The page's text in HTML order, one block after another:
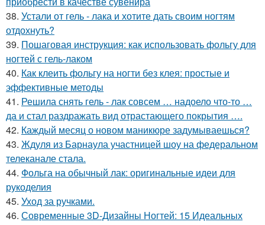
38. Устали от гель - лака и хотите дать своим ногтям
отдохнуть?
39. Пошаговая инструкция: как использовать фольгу для
ногтей с гель-лаком
40. Как клеить фольгу на ногти без клея: простые и
эффективные методы
41. Решила снять гель - лак совсем … надоело что-то …
да и стал раздражать вид отрастающего покрытия ….
42. Каждый месяц о новом маникюре задумываешься?
43. Ждуля из Барнаула участницей шоу на федеральном
телеканале стала.
44. Фольга на обычный лак: оригинальные идеи для
рукоделия
45. Уход за ручками.
46. Современные 3D-Дизайны Ногтей: 15 Идеальных